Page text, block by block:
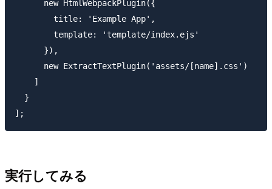
      new HtmlWebpackPlugin({
        title: 'Example App',
        template: 'template/index.ejs'
      }),
      new ExtractTextPlugin('assets/[name].css')
    ]
  }
実行してみる